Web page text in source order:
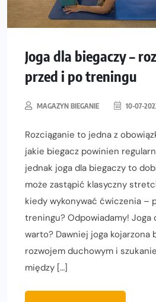
Joga dla biegaczy –
przed i po treningu
MAGAZYN BIEGANIE 10-07-
Rozciąganie to jedna z
jakie biegacz powinien
jednak joga dla biegaczy to
może zastąpić klasyczny
kiedy wykonywać ćwiczenia –
treningu? Odpowiadamy! Joga
warto? Dawniej joga kojarzona
rozwojem duchowym i
między […]